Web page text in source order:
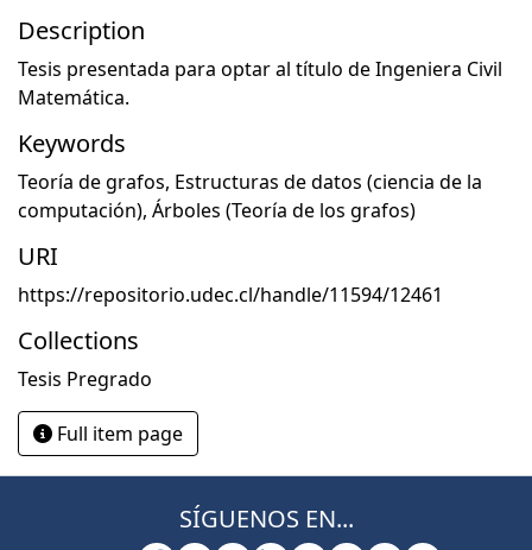
Description
Tesis presentada para optar al título de Ingeniera Civil
Matemática.
Keywords
Teoría de grafos, Estructuras de datos (ciencia de la
computación), Árboles (Teoría de los grafos)
URI
https://repositorio.udec.cl/handle/11594/12461
Collections
Tesis Pregrado
Full item page
SÍGUENOS EN...